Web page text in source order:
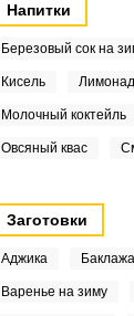
Напитки
Березовый сок на
Кисель
Молочный коктейль
Овсяный квас
Заготовки
Аджика
Варенье на зиму